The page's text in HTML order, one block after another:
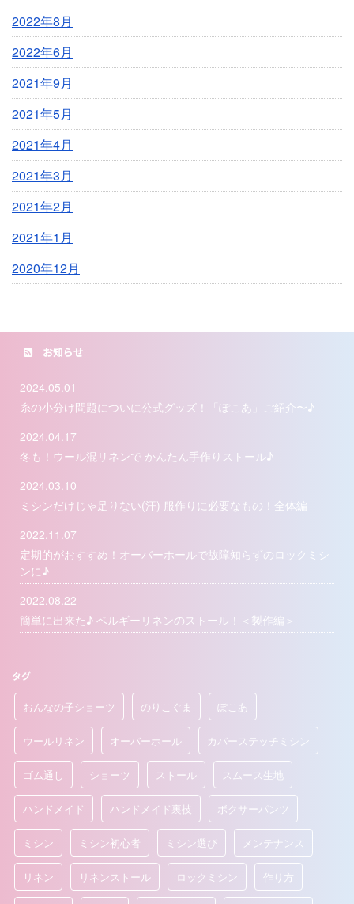
2022年8月
2022年6月
2021年9月
2021年5月
2021年4月
2021年3月
2021年2月
2021年1月
2020年12月
お知らせ
2024.05.01
糸の小分け問題についに公式グッズ！「ぽこあ」ご紹介〜♪
2024.04.17
冬も！ウール混リネンで かんたん手作りストール♪
2024.03.10
ミシンだけじゃ足りない(汗) 服作りに必要なもの！全体編
2022.11.07
定期的がおすすめ！オーバーホールで故障知らずのロックミシ
ンに♪
2022.08.22
簡単に出来た♪ ベルギーリネンのストール！＜製作編＞
タグ
おんなの子ショーツ のりこぐま ぽこあ
ウールリネン オーバーホール カバーステッチミシン
ゴム通し ショーツ ストール スムース生地
ハンドメイド ハンドメイド裏技 ボクサーパンツ
ミシン ミシン初心者 ミシン選び メンテナンス
リネン リネンストール ロックミシン 作り方